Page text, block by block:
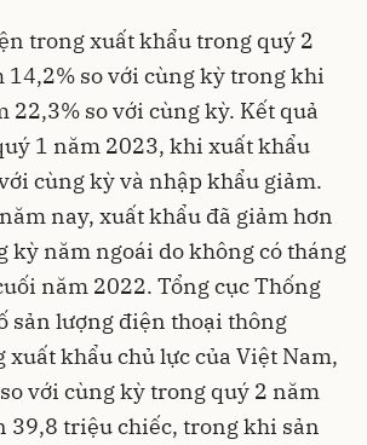
trong xuất khẩu trong quý 2
14,2% so với cùng kỳ trong khi
22,3% so với cùng kỳ. Kết quả
1 năm 2023, khi xuất khẩu
cùng kỳ và nhập khẩu giảm.
nay, xuất khẩu đã giảm hơn
kỳ năm ngoái do không có tháng
năm 2022. Tổng cục Thống
sản lượng điện thoại thông
khẩu chủ lực của Việt Nam,
với cùng kỳ trong quý 2 năm
39,8 triệu chiếc, trong khi sản